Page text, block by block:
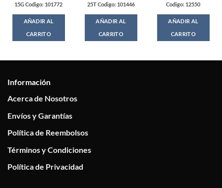
15G Codigo: 101772
AÑADIR AL
CARRITO
25T Codigo: 101446
AÑADIR AL
CARRITO
Codigo: 12550
AÑADIR AL
CARRITO
Información
Acerca de Nosotros
Envíos y Garantías
Política de Reembolsos
Términos y Condiciones
Política de Privacidad